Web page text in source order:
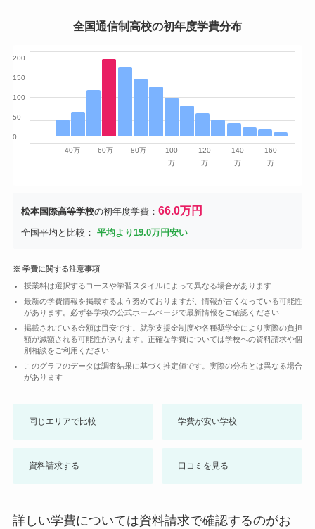
全国通信制高校の初年度学費分布
0
50
100
150
200
40万 60万 80万
100
万
120
万
140
万
160
万
松本国際高等学校の初年度学費： 66.0万円
全国平均と比較： 平均より19.0万円安い
※ 学費に関する注意事項
授業料は選択するコースや学習スタイルによって異なる場合があります
最新の学費情報を掲載するよう努めておりますが、情報が古くなっている可能性
があります。必ず各学校の公式ホームページで最新情報をご確認ください
掲載されている金額は目安です。就学支援金制度や各種奨学金により実際の負担
額が減額される可能性があります。正確な学費については学校への資料請求や個
別相談をご利用ください
このグラフのデータは調査結果に基づく推定値です。実際の分布とは異なる場合
があります
同じエリアで比較 学費が安い学校
資料請求する 口コミを見る
詳しい学費については資料請求で確認するのがお